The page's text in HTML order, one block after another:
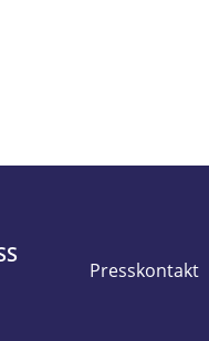
Presskontakt